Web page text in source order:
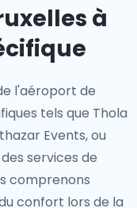
à
l'aéroport de
tels que Thola
Events, ou
services de
comprenons
confort lors de la